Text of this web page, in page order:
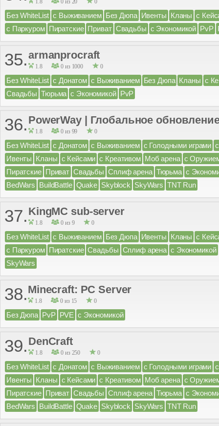
1.8 0 из 20 0
Без WhiteList с Выживанием Без Дюпа Ивенты Кланы с
с Паркуром Пиратские Приват Свадьбы с Экономикой PvP
35.armanprocraft
1.8 0 из 1000 0
Без WhiteList с Донатом с Выживанием Без Дюпа Кланы с
Свадьбы Тюрьма с Экономикой PvP
36. PowerWay | Глобальное
1.8 0 из 99 0
Без WhiteList с Донатом с Выживанием с Голодными играми
Ивенты Кланы с Кейсами с Креативом Моб арена с
Пиратские Приват Свадьбы Сплиф арена Тюрьма с
BedWars BuildBattle Quake Skyblock SkyWars TNT Run
37. KingMC sub-server
1.8 0 из 9 0
Без WhiteList с Выживанием Без Дюпа Ивенты Кланы с
с Паркуром Пиратские Свадьбы Сплиф арена с Экономикой
SkyWars
38.Minecraft: PC Server
1.8 0 из 15 0
Без Дюпа PvP PVE с Экономикой
39. DenCraft
1.8 0 из 250 0
Без WhiteList с Донатом с Выживанием с Голодными играми
Ивенты Кланы с Кейсами с Креативом Моб арена с
Пиратские Приват Свадьбы Сплиф арена Тюрьма с
BedWars BuildBattle Quake Skyblock SkyWars TNT Run